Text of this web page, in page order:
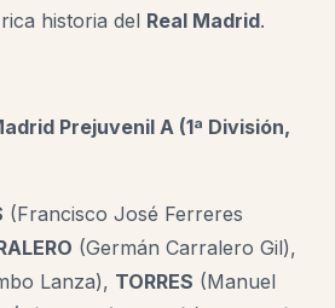
historia del Real Madrid.
Prejuvenil A (1ª División,
(Francisco José Ferreres
(Germán Carralero Gil),
Lanza), TORRES (Manuel